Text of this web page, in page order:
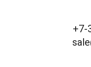
+7-